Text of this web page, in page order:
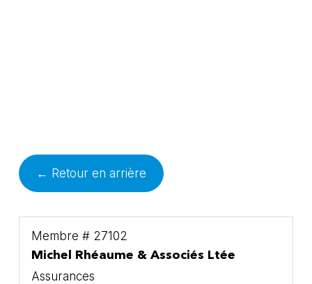
← Retour en arrière
Membre # 27102
Michel Rhéaume & Associés Ltée
Assurances